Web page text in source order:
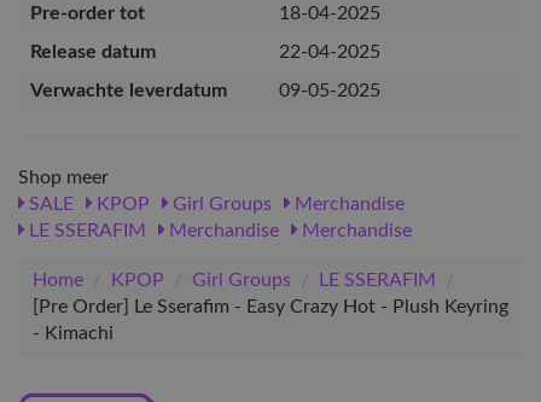
Pre-order tot
18-04-2025
Release datum
22-04-2025
Verwachte leverdatum
09-05-2025
Shop meer
SALE
KPOP Girl Groups
Merchandise
LE SSERAFIM
Merchandise Merchandise
Home / KPOP / Girl Groups / LE SSERAFIM
/
[Pre Order] Le Sserafim - Easy Crazy Hot - Plush Keyring
- Kimachi